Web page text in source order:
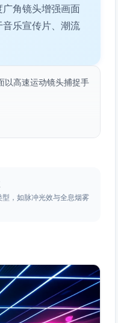
角镜头增强画面
乐宣传片、潮流
高速运动镜头捕捉手
型，如脉冲光效与全息烟雾